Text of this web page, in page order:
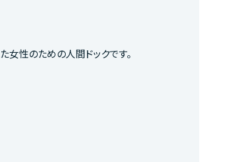
女性のための人間ドックです。